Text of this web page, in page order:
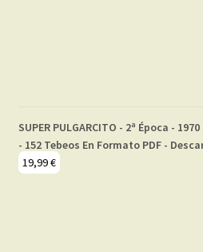
SUPER PULGARCITO - 2ª Época -
- 152 Tebeos En Formato PDF -
19,99€